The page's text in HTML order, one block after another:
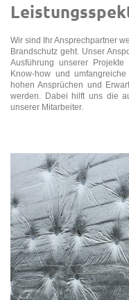
Wir sind Ihr Ansprechpartner
Brandschutz geht. Unser
Ausführung unserer Projekte
Know-how und
hohen Ansprüchen und
werden. Dabei hilft uns die
unserer Mitarbeiter.